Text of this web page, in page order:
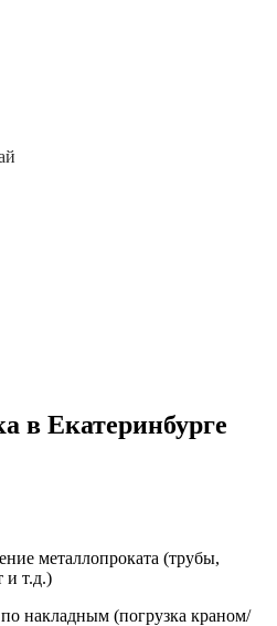
в Екатеринбурге
металлопроката (трубы,
и т.д.)
накладным (погрузка краном/